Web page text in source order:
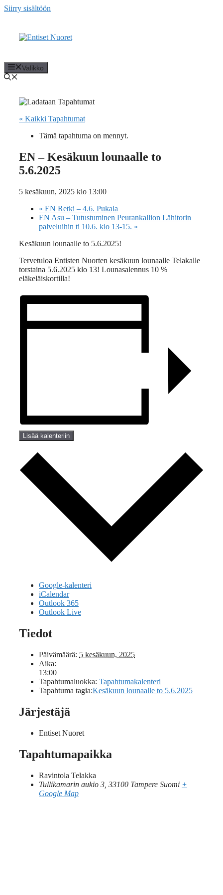
Siirry sisältöön
Valikko
« Kaikki Tapahtumat
Tämä tapahtuma on mennyt.
EN – Kesäkuun lounaalle to
5.6.2025
5 kesäkuun, 2025 klo 13:00
« EN Retki – 4.6. Pukala
EN Asu – Tutustuminen Peurankallion Lähitorin
palveluihin ti 10.6. klo 13-15. »
Kesäkuun lounaalle to 5.6.2025!
Tervetuloa Entisten Nuorten kesäkuun lounaalle Telakalle
torstaina 5.6.2025 klo 13! Lounasalennus 10 %
eläkeläiskortilla!
Lisää kalenteriin
Google-kalenteri
iCalendar
Outlook 365
Outlook Live
Tiedot
Päivämäärä: 5 kesäkuun, 2025
Aika:
13:00
Tapahtumaluokka: Tapahtumakalenteri
Tapahtuma tagia:Kesäkuun lounaalle to 5.6.2025
Järjestäjä
Entiset Nuoret
Tapahtumapaikka
Ravintola Telakka
Tullikamarin aukio 3, 33100 Tampere Suomi +
Google Map